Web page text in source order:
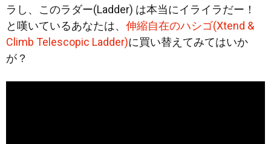
ラし、このラダー(Ladder) は本当にイライラだー！
と嘆いているあなたは、 伸縮自在のハシゴ(Xtend &
Climb Telescopic Ladder)に買い替えてみてはいか
が？